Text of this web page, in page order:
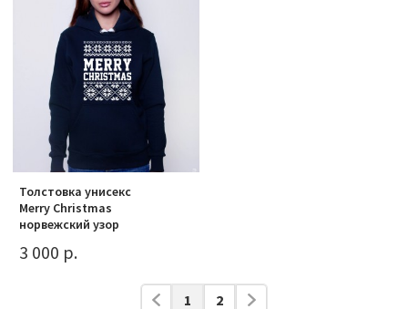
Толстовка унисекс
Merry Christmas
норвежский узор
3 000 р.
1 2